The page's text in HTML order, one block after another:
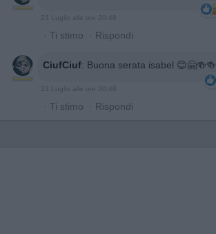
· Ti stimo · Rispondi
CiufCiuf: Buona serata isabel 😊🤗🍻🍻
· Ti stimo · Rispondi